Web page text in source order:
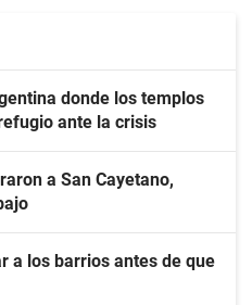
donde los templos
ante la crisis
a San Cayetano,
a los barrios antes de que